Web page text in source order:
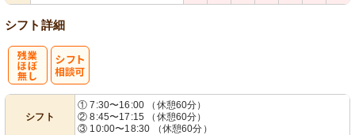
シフト詳細
シフト
① 7:30〜16:00 （休憩60分）
② 8:45〜17:15 （休憩60分）
③ 10:00〜18:30 （休憩60分）